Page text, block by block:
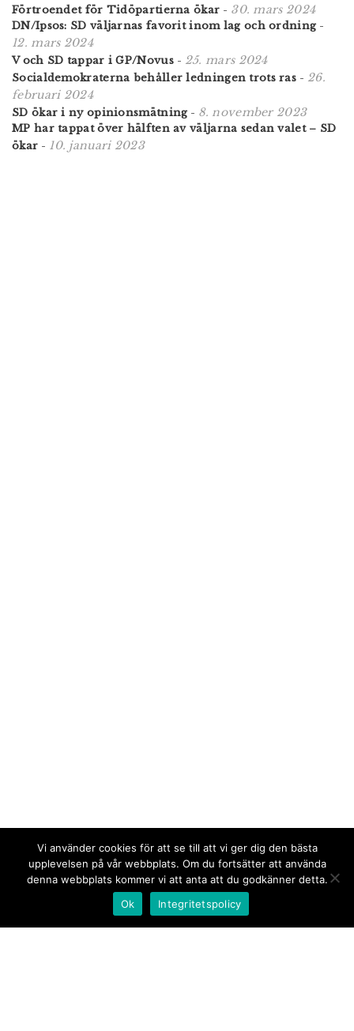
Förtroendet för Tidöpartierna ökar - 30. mars 2024
DN/Ipsos: SD väljarnas favorit inom lag och ordning-
12. mars 2024
V och SD tappar i GP/Novus- 25. mars 2024
Socialdemokraterna behåller ledningen trots ras - 26.
februari 2024
SD ökar i ny opinionsmätning- 8. november 2023
MP har tappat över hälften av väljarna sedan valet – SD
ökar - 10. januari 2023
Vi använder cookies för att se till att vi ger dig den bästa
upplevelsen på vår webbplats. Om du fortsätter att använda
denna webbplats kommer vi att anta att du godkänner detta.
Ok
Integritetspolicy